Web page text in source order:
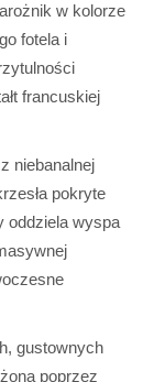
w kolorze
fotela i
francuskiej
niebanalnej
pokryte
oddziela wyspa
gustownych
poprzez